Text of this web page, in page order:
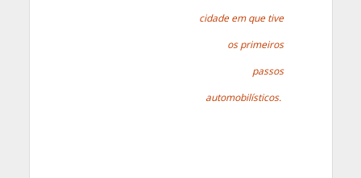
cidade em que tive
os primeiros
passos
automobilísticos.